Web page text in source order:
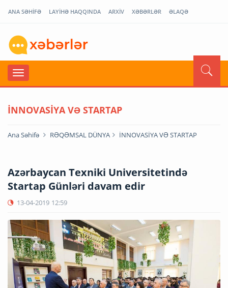
ANA SƏHİFƏ LAYİHƏ HAQQINDA ARXİV XƏBƏRLƏR ƏLAQƏ
İNNOVASİYA VƏ STARTAP
Ana Səhifə RƏQƏMSAL DÜNYA İNNOVASİYA VƏ STARTAP
Azərbaycan Texniki Universitetində
Startap Günləri davam edir
13-04-2019 12:59